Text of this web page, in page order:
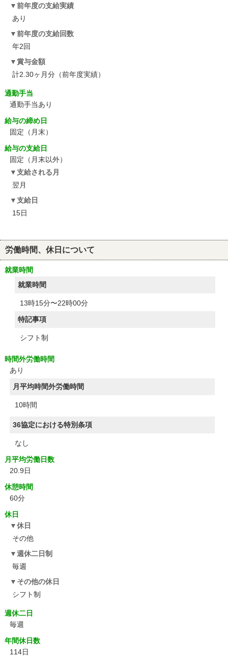
前年度の支給実績
あり
前年度の支給回数
年2回
賞与金額
計2.30ヶ月分（前年度実績）
通勤手当
通勤手当あり
給与の締め日
固定（月末）
給与の支給日
固定（月末以外）
支給される月
翌月
支給日
15日
労働時間、休日について
就業時間
就業時間
13時15分〜22時00分
特記事項
シフト制
時間外労働時間
あり
月平均時間外労働時間
10時間
36協定における特別条項
なし
月平均労働日数
20.9日
休憩時間
60分
休日
休日
その他
週休二日制
毎週
その他の休日
シフト制
週休二日
毎週
年間休日数
114日